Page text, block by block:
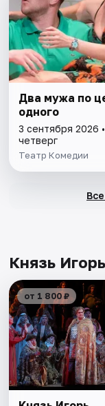
Два мужа по
одного
3 сентября 2026 •
четверг
Театр Комедии
Князь
от 1 800 ₽